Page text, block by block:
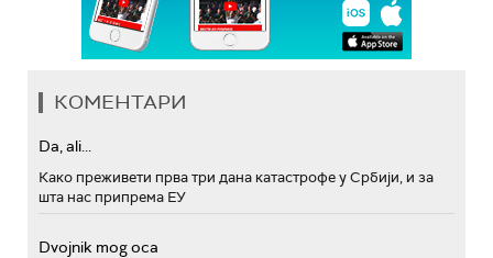
КОМЕНТАРИ
Da, ali...
Како преживети прва три дана катастрофе у Србији, и за
шта нас припрема ЕУ
Dvojnik mog oca